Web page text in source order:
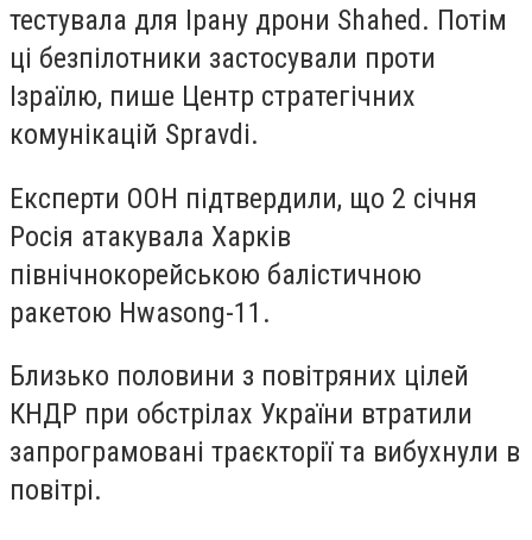
тестувала для Ірану дрони Shahed. Потім
ці безпілотники застосували проти
Ізраїлю, пише Центр стратегічних
комунікацій Spravdi.
Експерти ООН підтвердили, що 2 січня
Росія атакувала Харків
північнокорейською балістичною
ракетою Hwasong-11.
Близько половини з повітряних цілей
КНДР при обстрілах України втратили
запрограмовані траєкторії та вибухнули в
повітрі.